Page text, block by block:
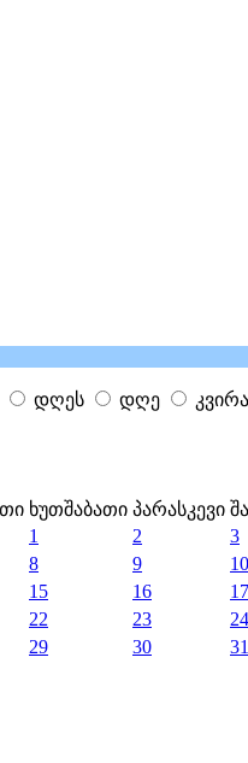
დღეს დღე კვირა
ხუთშაბათი პარასკევი
1 2
3
8 9
10
15 16
17
22 23
24
29 30
31